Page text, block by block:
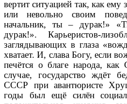
вертит ситуацией так, как ему
или невольно своим
начальник, ты – дурак!»
дурак!». Карьеристов-
заглядывающих в глаза
хватает. И, слава Богу, если
печётся о благе народа,
случае, государство ждёт
СССР при авантюристе
годы был ещё силён